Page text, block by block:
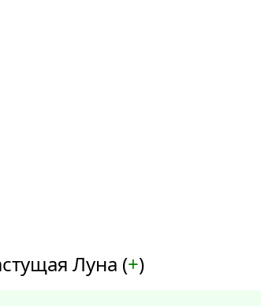
Луна (+)